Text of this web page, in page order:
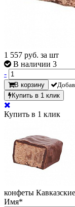
1 557 руб. за шт
В наличии 3
-
В корзину
Купить в 1 клик
Купить в 1 клик
конфеты
Имя*